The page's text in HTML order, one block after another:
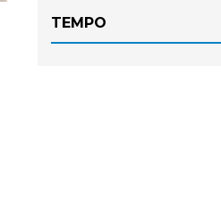
TEMPO